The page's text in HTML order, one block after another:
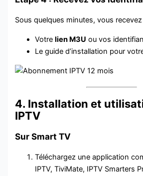
Sous quelques minutes, vous
Votrelien M3U ou vos
Le guide d’installation pour
4. Installation et
IPTV
Sur Smart TV
Téléchargez une application
IPTV, TiviMate, IPTV Smarters